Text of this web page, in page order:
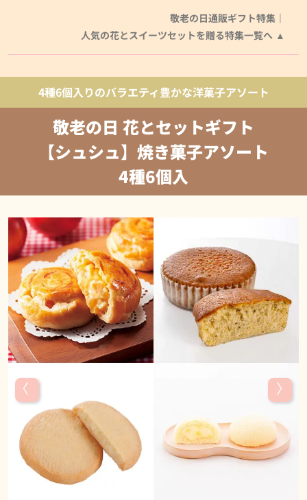
敬老の日通販ギフト特集｜
人気の花とスイーツセットを贈る特集一覧へ
4種6個入りのバラエティ豊かな洋菓子アソート
敬老の日 花とセットギフト
【シュシュ】焼き菓子アソート
4種6個入